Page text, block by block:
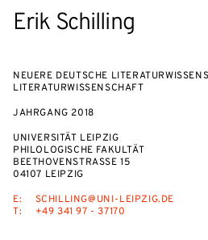
Erik Schilling
NEUERE DEUTSCHE
LITERATURWISSENSCHAFT
JAHRGANG 2018
UNIVERSITÄT LEIPZIG
PHILOLOGISCHE FAKULTÄT
BEETHOVENSTRASSE 15
04107 LEIPZIG
E:
SCHILLING@UNI-LEIPZIG.DE
T:
+49 341 97 - 37170